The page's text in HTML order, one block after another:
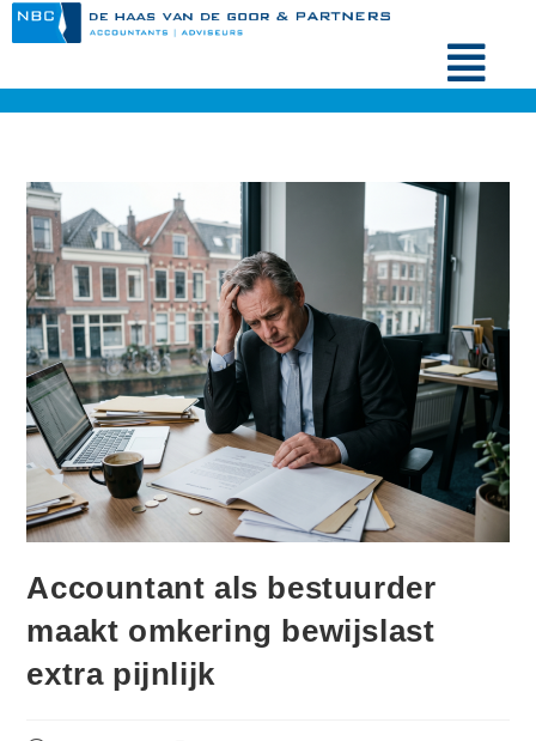
Accountant als bestuurder
maakt omkering bewijslast
extra pijnlijk